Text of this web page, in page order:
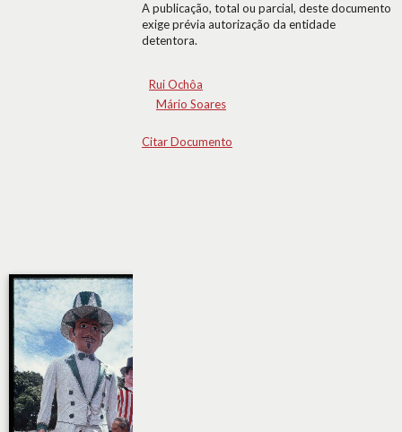
A publicação, total ou parcial, deste documento
exige prévia autorização da entidade
detentora.
Rui Ochôa
Mário Soares
Citar Documento